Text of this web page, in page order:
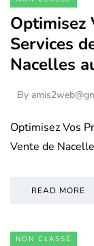
Optimisez
Services
Nacelles
By
Optimisez Vos
Vente de
READ MORE
NON CLASSÉ